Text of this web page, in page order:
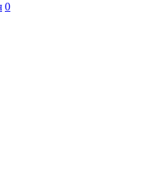
0